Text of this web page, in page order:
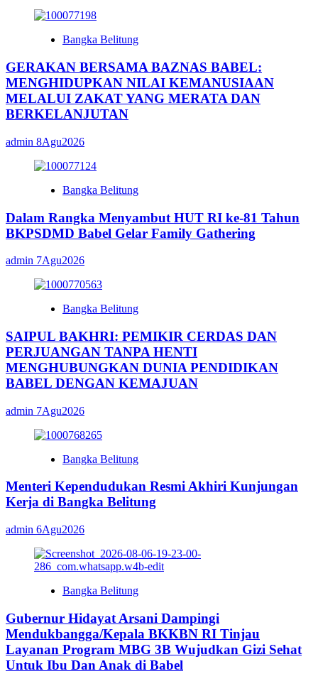
Bangka Belitung
GERAKAN BERSAMA BAZNAS BABEL:
MENGHIDUPKAN NILAI KEMANUSIAAN
MELALUI ZAKAT YANG MERATA DAN
BERKELANJUTAN
admin 8Agu2026
Bangka Belitung
Dalam Rangka Menyambut HUT RI ke-81 Tahun
BKPSDMD Babel Gelar Family Gathering
admin 7Agu2026
Bangka Belitung
SAIPUL BAKHRI: PEMIKIR CERDAS DAN
PERJUANGAN TANPA HENTI
MENGHUBUNGKAN DUNIA PENDIDIKAN
BABEL DENGAN KEMAJUAN
admin 7Agu2026
Bangka Belitung
Menteri Kependudukan Resmi Akhiri Kunjungan
Kerja di Bangka Belitung
admin 6Agu2026
Bangka Belitung
Gubernur Hidayat Arsani Dampingi
Mendukbangga/Kepala BKKBN RI Tinjau
Layanan Program MBG 3B Wujudkan Gizi Sehat
Untuk Ibu Dan Anak di Babel